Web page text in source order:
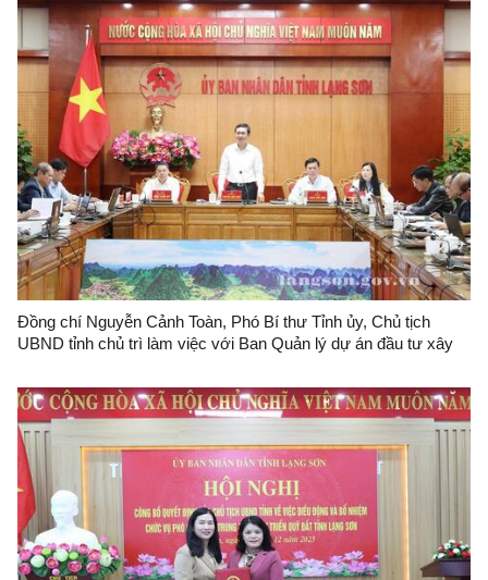
Đồng chí Nguyễn Cảnh Toàn, Phó Bí thư Tỉnh ủy, Chủ tịch
UBND tỉnh chủ trì làm việc với Ban Quản lý dự án đầu tư xây